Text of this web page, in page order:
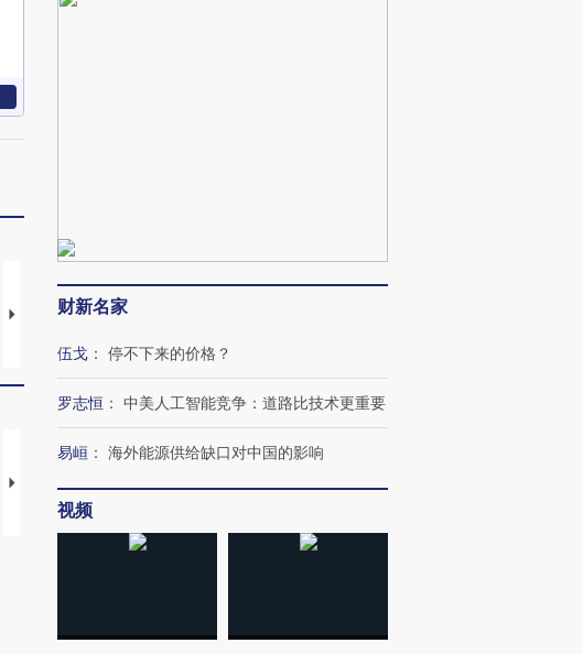
马航飞行员跨国走私7万
育部长拱下台
【推广】走进第四届链博
会，让数智科技“链”接产
【商旅对话】华住集团
财新名家
伍戈 ： 停不下来的价格？
罗志恒 ： 中美人工智能竞争：道路比技术更重要
易峘 ： 海外能源供给缺口对中国的影响
视频